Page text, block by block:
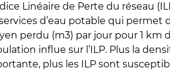
Linéaire de Perte du réseau
d’eau potable qui permet
perdu (m3) par jour pour 1 km
influe sur l’ILP. Plus la
plus les ILP sont